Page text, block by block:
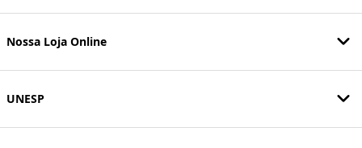
Nossa Loja Online
UNESP